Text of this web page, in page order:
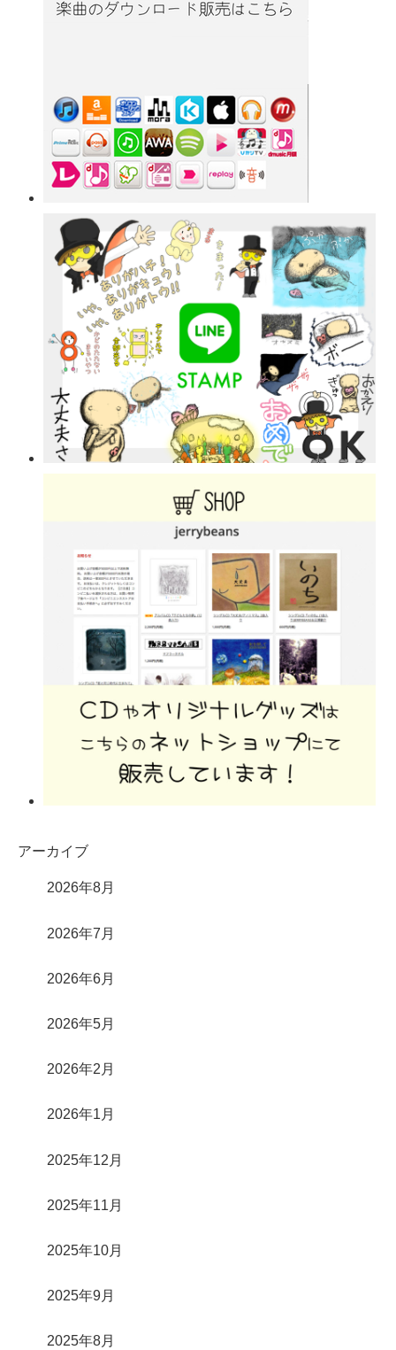
アーカイブ
2026年8月
2026年7月
2026年6月
2026年5月
2026年2月
2026年1月
2025年12月
2025年11月
2025年10月
2025年9月
2025年8月